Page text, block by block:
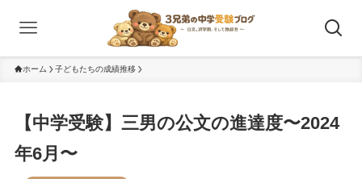
ホーム 子どもたちの成績推移
【中学受験】三男の公文の進達度〜2024
年6月〜